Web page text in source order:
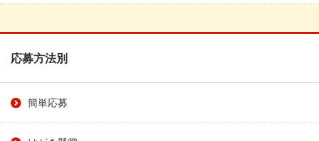
応募方法別
簡単応募